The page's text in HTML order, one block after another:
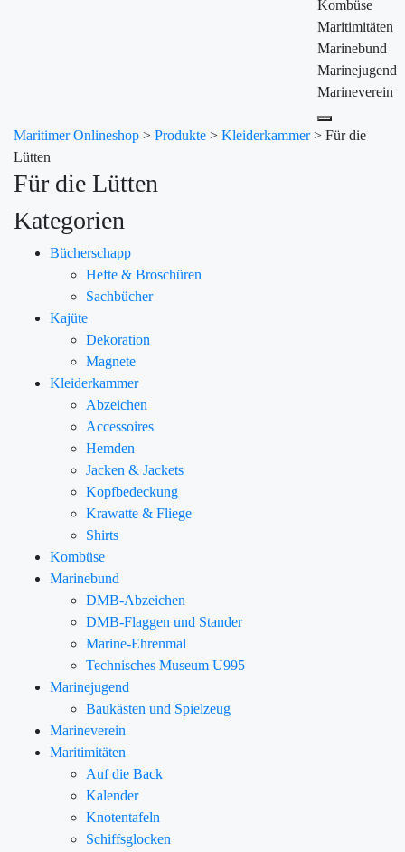
Kombüse
Maritimitäten
Marinebund
Marinejugend
Marineverein
Maritimer Onlineshop > Produkte > Kleiderkammer> Für die
Lütten
Für die Lütten
Kategorien
Bücherschapp
Hefte & Broschüren
Sachbücher
Kajüte
Dekoration
Magnete
Kleiderkammer
Abzeichen
Accessoires
Hemden
Jacken & Jackets
Kopfbedeckung
Krawatte & Fliege
Shirts
Kombüse
Marinebund
DMB-Abzeichen
DMB-Flaggen und Stander
Marine-Ehrenmal
Technisches Museum U995
Marinejugend
Baukästen und Spielzeug
Marineverein
Maritimitäten
Auf die Back
Kalender
Knotentafeln
Schiffsglocken